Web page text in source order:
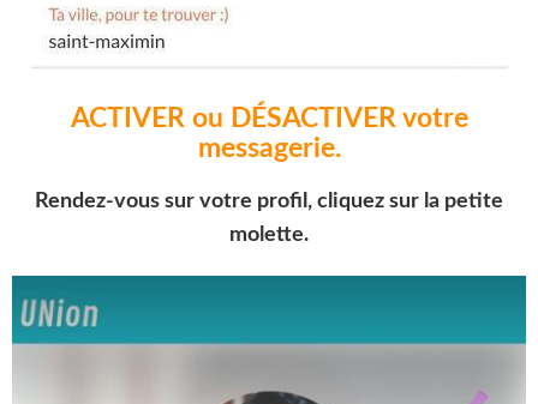
ACTIVER ou DÉSACTIVER votre
messagerie.
Rendez-vous sur votre profil, cliquez sur la petite
molette.